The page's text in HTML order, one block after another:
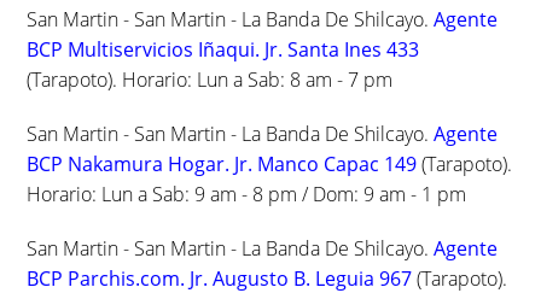
San Martin - San Martin - La Banda De Shilcayo.Agente
BCP Multiservicios Iñaqui. Jr. Santa Ines 433
(Tarapoto). Horario: Lun a Sab: 8 am - 7 pm
San Martin - San Martin - La Banda De Shilcayo.Agente
BCP Nakamura Hogar. Jr. Manco Capac 149(Tarapoto).
Horario: Lun a Sab: 9 am - 8 pm / Dom: 9 am - 1 pm
San Martin - San Martin - La Banda De Shilcayo.Agente
BCP Parchis.com. Jr. Augusto B. Leguia 967(Tarapoto).